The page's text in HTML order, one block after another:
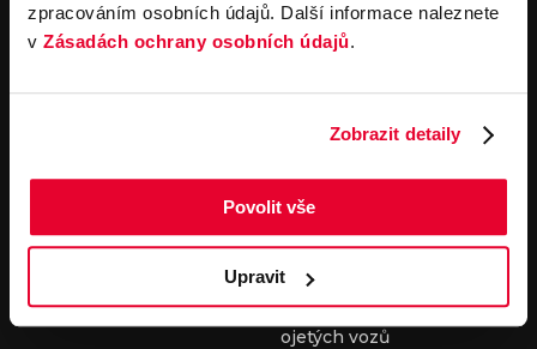
zpracováním osobních údajů. Další informace naleznete
v Zásadách ochrany osobních údajů.
Zobrazit detaily
Povolit vše
Upravit
Kariéra
Servisní služby
Servis
Důležité odkazy
Cookies
Všeobecné obchodní
podmínky pro online
vozidel
Všeobecné obchodní
podmínky pro provádění
servisních prací
Všeobecné obchodní
podmínky při nákupu
ojetých vozů